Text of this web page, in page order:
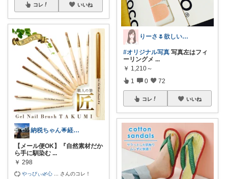
コレ いいね
納税ちゃん🌟経由購入★
【メール便OK】『自然素材だか
ら手に馴染む ...
￥ 298
やっぴぃ🌿心 さんのコレ！
りーさ🌷欲しいものあつめ
#オリジナル写真 写真左はフィ
ーリングメ ...
￥ 1,210～
1 0 72
コレ いいね